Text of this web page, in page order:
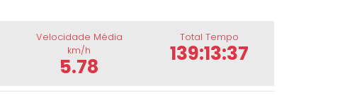
Velocidade Média
km/h
5.78
Total Tempo
139:13:37